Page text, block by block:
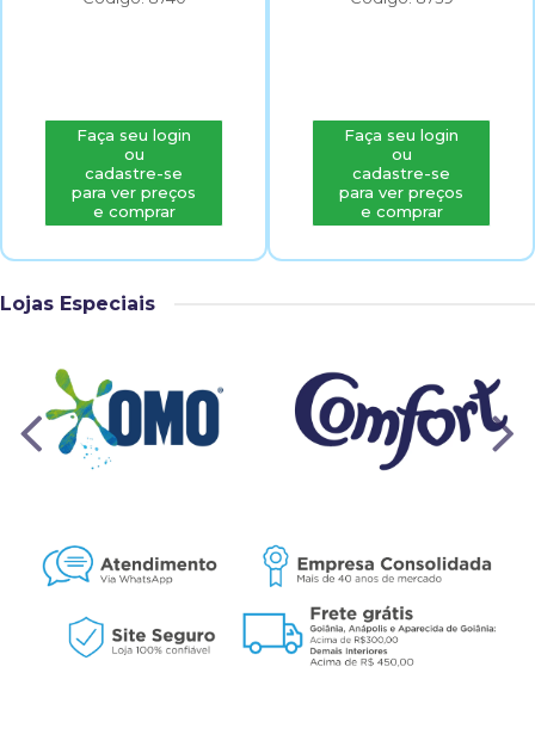
Faça seu login
ou
cadastre-se
para ver preços
e comprar
Faça seu login
ou
cadastre-se
para ver preços
e comprar
Lojas Especiais